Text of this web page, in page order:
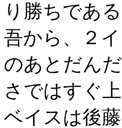
り勝ちであ
吾から、２
のあとだん
さではすぐ
ベイスは後